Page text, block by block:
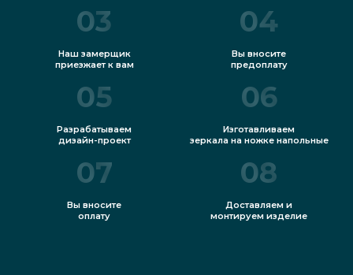
03
Наш замерщик
приезжает к вам
04
Вы вносите
предоплату
05
Разрабатываем
дизайн-проект
06
Изготавливаем
зеркала на ножке напольные
07
Вы вносите
оплату
08
Доставляем и
монтируем изделие